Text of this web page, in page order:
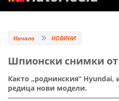
Начало НОВИНИ
Шпионски снимки от
Както „роднинския” Hyundai,
редица нови модели.